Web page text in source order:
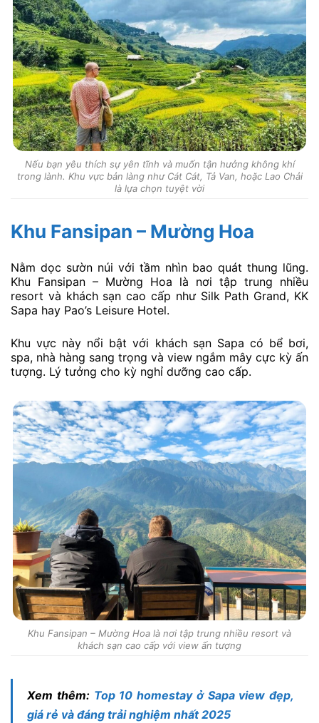
Nếu bạn yêu thích sự yên tĩnh và muốn tận hưởng không khí
trong lành. Khu vực bản làng như Cát Cát, Tả Van, hoặc Lao Chải
là lựa chọn tuyệt vời
Khu Fansipan – Mường Hoa
Nằm dọc sườn núi với tầm nhìn bao quát thung lũng.
Khu Fansipan – Mường Hoa là nơi tập trung nhiều
resort và khách sạn cao cấp như Silk Path Grand, KK
Sapa hay Pao’s Leisure Hotel.
Khu vực này nổi bật với khách sạn Sapa có bể bơi,
spa, nhà hàng sang trọng và view ngắm mây cực kỳ ấn
tượng. Lý tưởng cho kỳ nghỉ dưỡng cao cấp.
Khu Fansipan – Mường Hoa là nơi tập trung nhiều resort và
khách sạn cao cấp với view ấn tượng
Xem thêm: Top 10 homestay ở Sapa view đẹp,
giá rẻ và đáng trải nghiệm nhất 2025